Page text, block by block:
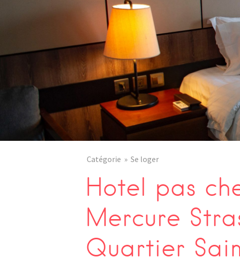
Catégorie Se loger
Hotel pas
Mercure
Quartier